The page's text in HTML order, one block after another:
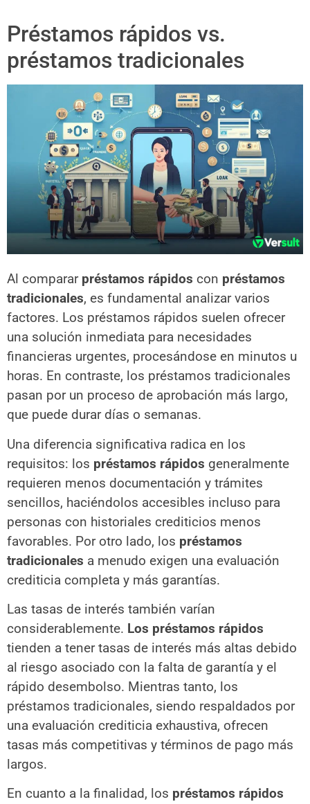
Préstamos rápidos vs.
préstamos tradicionales
Al comparar préstamos rápidos con préstamos
tradicionales, es fundamental analizar varios
factores. Los préstamos rápidos suelen ofrecer
una solución inmediata para necesidades
financieras urgentes, procesándose en minutos u
horas. En contraste, los préstamos tradicionales
pasan por un proceso de aprobación más largo,
que puede durar días o semanas.
Una diferencia significativa radica en los
requisitos: los préstamos rápidos generalmente
requieren menos documentación y trámites
sencillos, haciéndolos accesibles incluso para
personas con historiales crediticios menos
favorables. Por otro lado, los préstamos
tradicionales a menudo exigen una evaluación
crediticia completa y más garantías.
Las tasas de interés también varían
considerablemente. Los préstamos rápidos
tienden a tener tasas de interés más altas debido
al riesgo asociado con la falta de garantía y el
rápido desembolso. Mientras tanto, los
préstamos tradicionales, siendo respaldados por
una evaluación crediticia exhaustiva, ofrecen
tasas más competitivas y términos de pago más
largos.
En cuanto a la finalidad, los préstamos rápidos